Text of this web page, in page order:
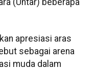
apresiasi aras
sebagai arena
muda dalam